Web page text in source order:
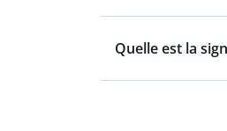
Quelle est la